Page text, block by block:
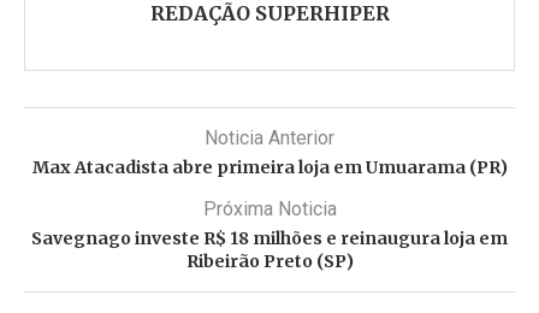
REDAÇÃO SUPERHIPER
Noticia Anterior
Max Atacadista abre primeira loja em Umuarama (PR)
Próxima Noticia
Savegnago investe R$ 18 milhões e reinaugura loja em
Ribeirão Preto (SP)